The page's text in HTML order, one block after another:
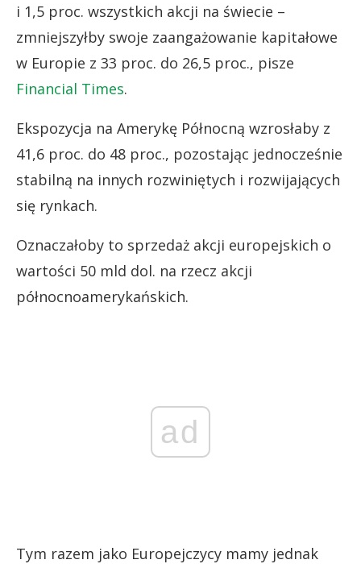
i 1,5 proc. wszystkich akcji na świecie –
zmniejszyłby swoje zaangażowanie kapitałowe
w Europie z 33 proc. do 26,5 proc., pisze
Financial Times.
Ekspozycja na Amerykę Północną wzrosłaby z
41,6 proc. do 48 proc., pozostając jednocześnie
stabilną na innych rozwiniętych i rozwijających
się rynkach.
Oznaczałoby to sprzedaż akcji europejskich o
wartości 50 mld dol. na rzecz akcji
północnoamerykańskich.
ad
Tym razem jako Europejczycy mamy jednak